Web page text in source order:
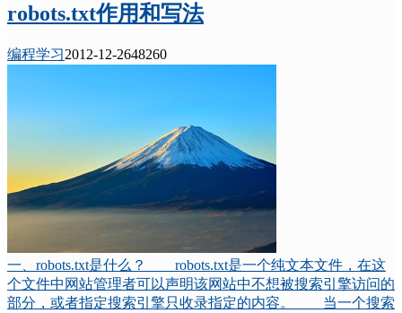
robots.txt作用和写法
编程学习2012-12-2648260
一、robots.txt是什么？ robots.txt是一个纯文本文件，在这
个文件中网站管理者可以声明该网站中不想被搜索引擎访问的
部分，或者指定搜索引擎只收录指定的内容。 当一个搜索